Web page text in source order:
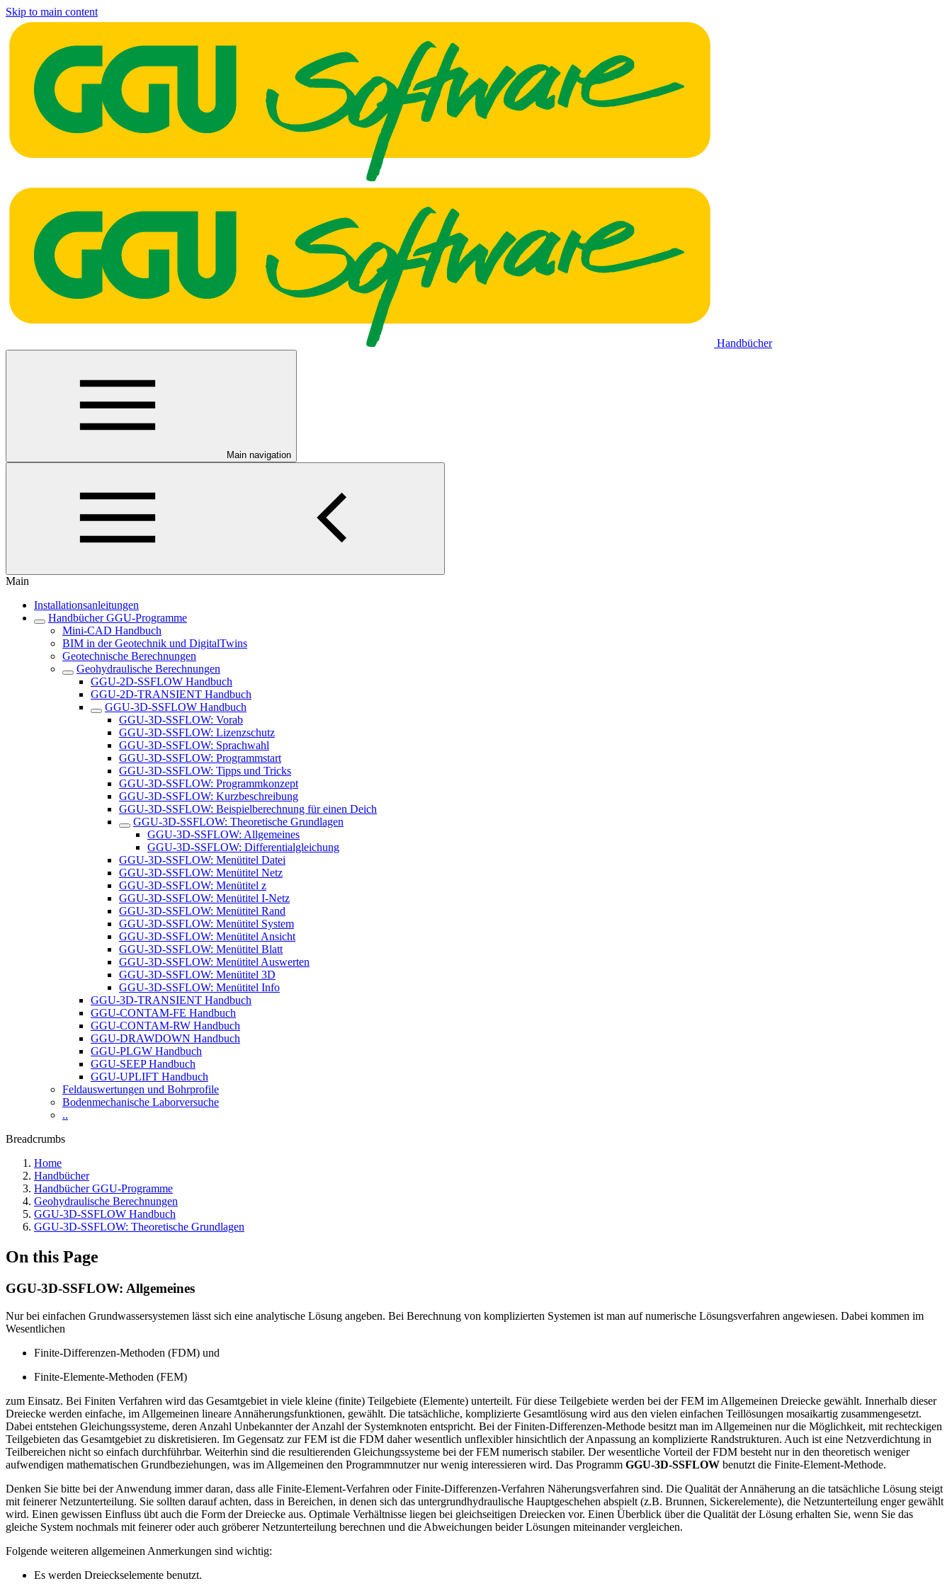
Skip to main content
Handbücher
Main navigation
Main
Installationsanleitungen
Handbücher GGU-Programme
Mini-CAD Handbuch
BIM in der Geotechnik und DigitalTwins
Geotechnische Berechnungen
Geohydraulische Berechnungen
GGU-2D-SSFLOW Handbuch
GGU-2D-TRANSIENT Handbuch
GGU-3D-SSFLOW Handbuch
GGU-3D-SSFLOW: Vorab
GGU-3D-SSFLOW: Lizenzschutz
GGU-3D-SSFLOW: Sprachwahl
GGU-3D-SSFLOW: Programmstart
GGU-3D-SSFLOW: Tipps und Tricks
GGU-3D-SSFLOW: Programmkonzept
GGU-3D-SSFLOW: Kurzbeschreibung
GGU-3D-SSFLOW: Beispielberechnung für einen Deich
GGU-3D-SSFLOW: Theoretische Grundlagen
GGU-3D-SSFLOW: Allgemeines
GGU-3D-SSFLOW: Differentialgleichung
GGU-3D-SSFLOW: Menütitel Datei
GGU-3D-SSFLOW: Menütitel Netz
GGU-3D-SSFLOW: Menütitel z
GGU-3D-SSFLOW: Menütitel I-Netz
GGU-3D-SSFLOW: Menütitel Rand
GGU-3D-SSFLOW: Menütitel System
GGU-3D-SSFLOW: Menütitel Ansicht
GGU-3D-SSFLOW: Menütitel Blatt
GGU-3D-SSFLOW: Menütitel Auswerten
GGU-3D-SSFLOW: Menütitel 3D
GGU-3D-SSFLOW: Menütitel Info
GGU-3D-TRANSIENT Handbuch
GGU-CONTAM-FE Handbuch
GGU-CONTAM-RW Handbuch
GGU-DRAWDOWN Handbuch
GGU-PLGW Handbuch
GGU-SEEP Handbuch
GGU-UPLIFT Handbuch
Feldauswertungen und Bohrprofile
Bodenmechanische Laborversuche
..
Breadcrumbs
Home
Handbücher
Handbücher GGU-Programme
Geohydraulische Berechnungen
GGU-3D-SSFLOW Handbuch
GGU-3D-SSFLOW: Theoretische Grundlagen
On this Page
GGU-3D-SSFLOW: Allgemeines
Nur bei einfachen Grundwassersystemen lässt sich eine analytische Lösung angeben. Bei Berechnung von komplizierten Systemen ist man auf numerische Lösungsverfahren angewiesen. Dabei kommen im
Wesentlichen
Finite-Differenzen-Methoden (FDM) und
Finite-Elemente-Methoden (FEM)
zum Einsatz. Bei Finiten Verfahren wird das Gesamtgebiet in viele kleine (finite) Teilgebiete (Elemente) unterteilt. Für diese Teilgebiete werden bei der FEM im Allgemeinen Dreiecke gewählt. Innerhalb dieser
Dreiecke werden einfache, im Allgemeinen lineare Annäherungsfunktionen, gewählt. Die tatsächliche, komplizierte Gesamtlösung wird aus den vielen einfachen Teillösungen mosaikartig zusammengesetzt.
Dabei entstehen Gleichungssysteme, deren Anzahl Unbekannter der Anzahl der Systemknoten entspricht. Bei der Finiten-Differenzen-Methode besitzt man im Allgemeinen nur die Möglichkeit, mit rechteckigen
Teilgebieten das Gesamtgebiet zu diskretisieren. Im Gegensatz zur FEM ist die FDM daher wesentlich unflexibler hinsichtlich der Anpassung an komplizierte Randstrukturen. Auch ist eine Netzverdichtung in
Teilbereichen nicht so einfach durchführbar. Weiterhin sind die resultierenden Gleichungssysteme bei der FEM numerisch stabiler. Der wesentliche Vorteil der FDM besteht nur in den theoretisch weniger
aufwendigen mathematischen Grundbeziehungen, was im Allgemeinen den Programmnutzer nur wenig interessieren wird. Das Programm GGU-3D-SSFLOW benutzt die Finite-Element-Methode.
Denken Sie bitte bei der Anwendung immer daran, dass alle Finite-Element-Verfahren oder Finite-Differenzen-Verfahren Näherungsverfahren sind. Die Qualität der Annäherung an die tatsächliche Lösung steigt
mit feinerer Netzunterteilung. Sie sollten darauf achten, dass in Bereichen, in denen sich das untergrundhydraulische Hauptgeschehen abspielt (z.B. Brunnen, Sickerelemente), die Netzunterteilung enger gewählt
wird. Einen gewissen Einfluss übt auch die Form der Dreiecke aus. Optimale Verhältnisse liegen bei gleichseitigen Dreiecken vor. Einen Überblick über die Qualität der Lösung erhalten Sie, wenn Sie das
gleiche System nochmals mit feinerer oder auch gröberer Netzunterteilung berechnen und die Abweichungen beider Lösungen miteinander vergleichen.
Folgende weiteren allgemeinen Anmerkungen sind wichtig:
Es werden Dreieckselemente benutzt.